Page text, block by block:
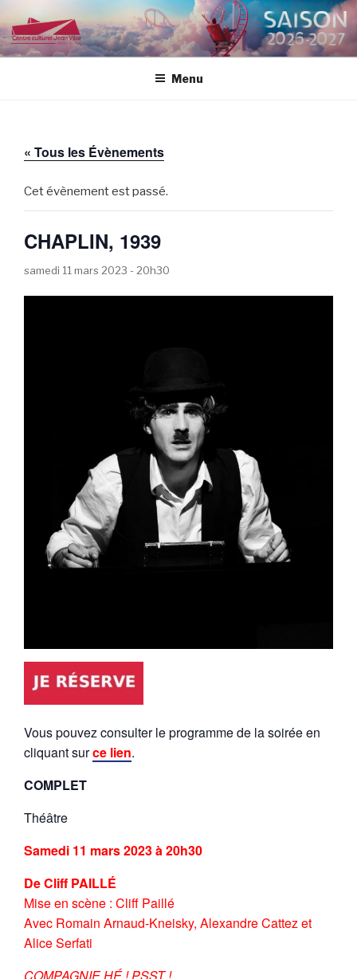
au
contenu
CENTRE CULTUREL JEAN
VILAR
Menu
« Tous les Évènements
Cet évènement est passé.
CHAPLIN, 1939
samedi 11 mars 2023 - 20h30
Vous pouvez consulter le programme de la soirée en
cliquant surce lien.
COMPLET
Théâtre
Samedi 11 mars 2023 à 20h30
De Cliff PAILLÉ
Mise en scène : Cliff Paillé
Avec Romain Arnaud-Kneisky, Alexandre Cattez et
Alice Serfati